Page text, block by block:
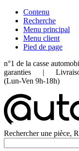
Contenu
Recherche
Menu principal
Menu client
Pied de page
n°1 de la casse
garanties |
(Lun-Ven 9h-18h)
Rechercher une pièce,